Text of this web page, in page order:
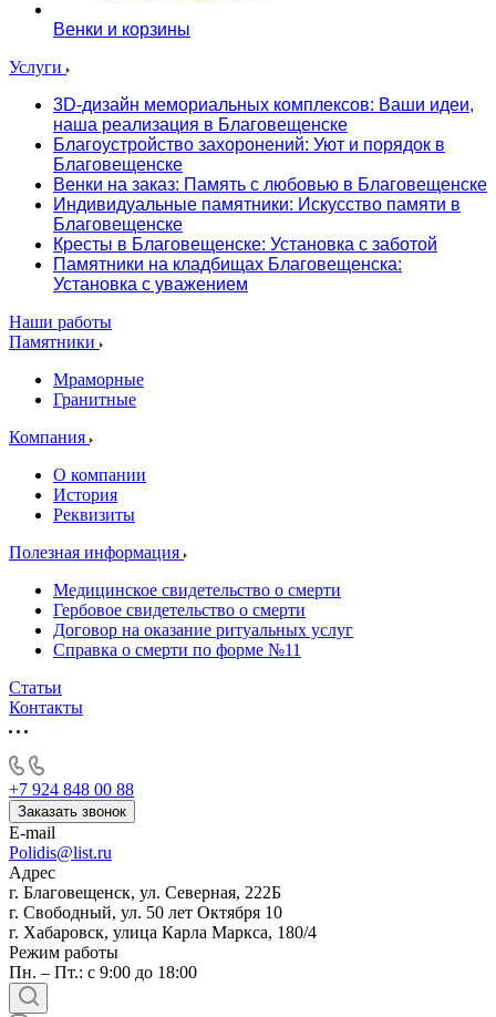
Венки и корзины
Услуги
3D-дизайн мемориальных комплексов: Ваши идеи,
наша реализация в Благовещенске
Благоустройство захоронений: Уют и порядок в
Благовещенске
Венки на заказ: Память с любовью в Благовещенске
Индивидуальные памятники: Искусство памяти в
Благовещенске
Кресты в Благовещенске: Установка с заботой
Памятники на кладбищах Благовещенска:
Установка с уважением
Наши работы
Памятники
Мраморные
Гранитные
Компания
О компании
История
Реквизиты
Полезная информация
Медицинское свидетельство о смерти
Гербовое свидетельство о смерти
Договор на оказание ритуальных услуг
Справка о смерти по форме №11
Статьи
Контакты
+7 924 848 00 88
Заказать звонок
E-mail
Polidis@list.ru
Адрес
г. Благовещенск, ул. Северная, 222Б
г. Свободный, ул. 50 лет Октября 10
г. Хабаровск, улица Карла Маркса, 180/4
Режим работы
Пн. – Пт.: с 9:00 до 18:00